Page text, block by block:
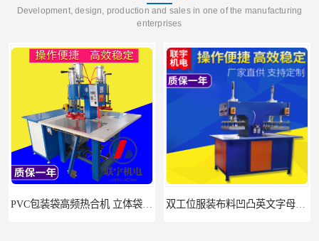
Development, design, production and sales in one of the manufacturing
enterprises
PVC包装袋高频热合机 立体袋焊接机 找联宇生产厂家 双工位服装布料凹凸英文字母压字机找联宇制造厂